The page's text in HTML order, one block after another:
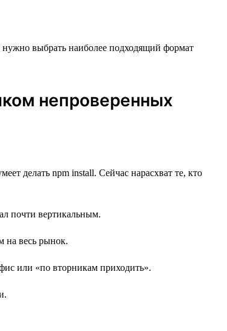
выбрать наиболее подходящий формат
непроверенных
делать npm install. Сейчас нарасхват те, кто
почти вертикальным.
на весь рынок.
или «по вторникам приходить».